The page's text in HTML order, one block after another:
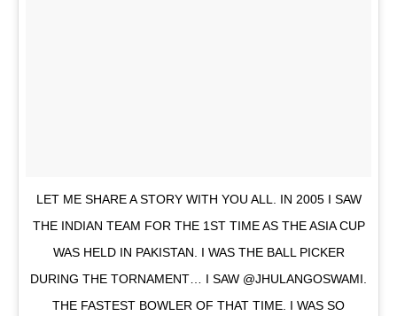
LET ME SHARE A STORY WITH YOU ALL. IN 2005 I SAW
THE INDIAN TEAM FOR THE 1ST TIME AS THE ASIA CUP
WAS HELD IN PAKISTAN. I WAS THE BALL PICKER
DURING THE TORNAMENT… I SAW @JHULANGOSWAMI.
THE FASTEST BOWLER OF THAT TIME. I WAS SO